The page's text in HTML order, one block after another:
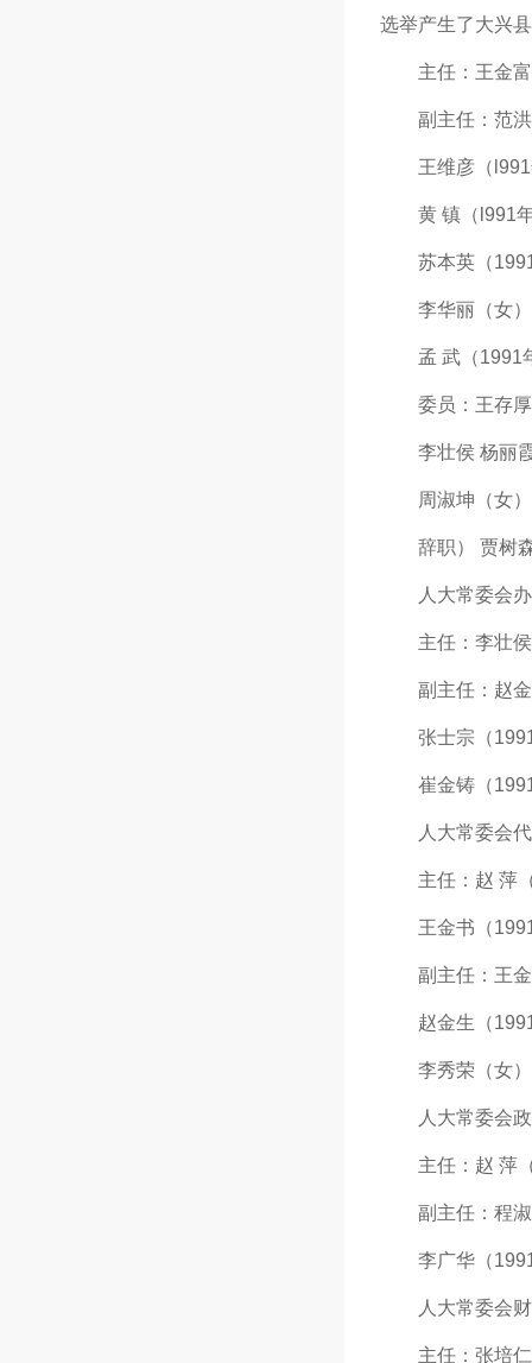
选举产生了大兴
主任：王金富
副主任：范洪
王维彦（l991
黄 镇（l991年
苏本英（1991
李华丽（女）
孟 武（1991
委员：王存厚
李壮侯 杨丽霞
周淑坤（女）
辞职） 贾树
人大常委会办
主任：李壮侯
副主任：赵金
张士宗（1991
崔金铸（1991
人大常委会代
主任：赵 萍（
王金书（1991
副主任：王金
赵金生（1991
李秀荣（女）
人大常委会政
主任：赵 萍（
副主任：程淑
李广华（1991
人大常委会财
主任：张培仁